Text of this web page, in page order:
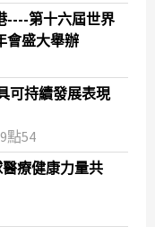
----第十六屆世界
會盛大舉辦
可持續發展表現
點54
療健康力量共